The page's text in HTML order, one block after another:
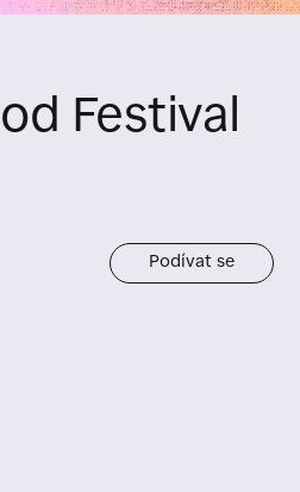
Festival
Podívat se